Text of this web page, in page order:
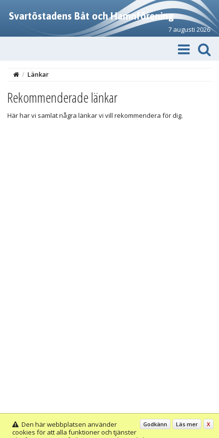
Svartöstadens Båt och Hamnförening
7 augusti 2026
/ Länkar
Rekommenderade länkar
Här har vi samlat några länkar vi vill rekommendera för dig.
Godkänn Läs mer X
Den här webbplatsen använder
cookies för att alla funktioner och tjänster